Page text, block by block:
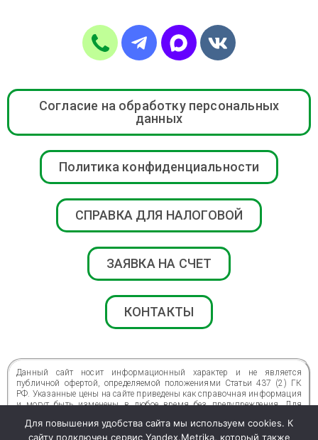
Согласие на обработку персональных
данных
Политика конфиденциальности
СПРАВКА ДЛЯ НАЛОГОВОЙ
ЗАЯВКА НА СЧЕТ
КОНТАКТЫ
Данный сайт носит информационный характер и не является
публичной офертой, определяемой положениями Статьи 437 (2) ГК
РФ. Указанные цены на сайте приведены как справочная информация
и могут быть изменены в любое время без предупреждения. Для
просьба обращаться по телефонам центра.
Для повышения удобства сайта мы используем cookies. К
сайту подключен сервис Yandex.Metrika, который также